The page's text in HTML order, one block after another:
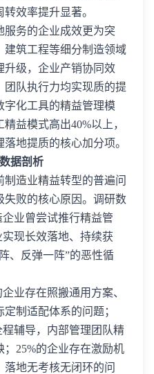
效率提升显著。
服务的企业成效更为突
建筑工程等细分制造领域
升级，企业产销协同效
队执行力均实现质的提
字化工具的精益管理模
益模式高出40%以上，
地提质的核心加分项。
据剖析
制造业精益转型的普遍问
失败的核心原因。调研数
业曾尝试推行精益管
现长效落地、持续获
、反弹一阵”的恶性循
业存在照搬通用方案、
制适配体系的问题；
辅导，内部管理团队精
25%的企业存在激励机
地无考核无闭环的问